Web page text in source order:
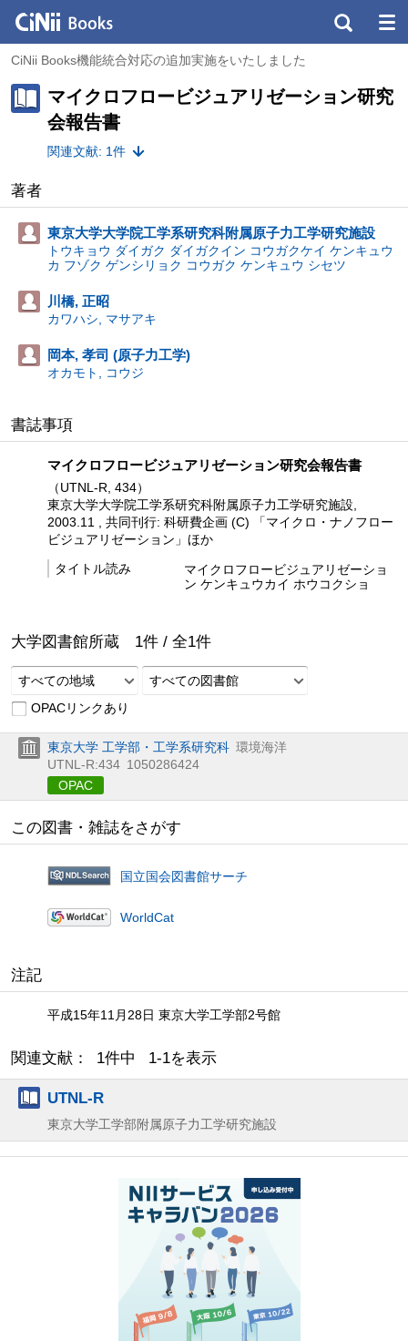
CiNii Books機能統合対応の追加実施をいたしました
マイクロフロービジュアリゼーション研究
会報告書
関連文献: 1件
著者
東京大学大学院工学系研究科附属原子力工学研究施設
トウキョウ ダイガク ダイガクイン コウガクケイ ケンキュウ
カ フゾク ゲンシリョク コウガク ケンキュウ シセツ
川橋, 正昭
カワハシ, マサアキ
岡本, 孝司 (原子力工学)
オカモト, コウジ
書誌事項
マイクロフロービジュアリゼーション研究会報告書
（UTNL-R, 434）
東京大学大学院工学系研究科附属原子力工学研究施設,
2003.11 , 共同刊行: 科研費企画 (C) 「マイクロ・ナノフロー
ビジュアリゼーション」ほか
タイトル読み
マイクロフロービジュアリゼーショ
ン ケンキュウカイ ホウコクショ
大学図書館所蔵 1件 / 全1件
すべての地域
すべての図書館
OPACリンクあり
東京大学 工学部・工学系研究科 環境海洋
UTNL-R:434 1050286424
OPAC
この図書・雑誌をさがす
国立国会図書館サーチ
WorldCat
注記
平成15年11月28日 東京大学工学部2号館
関連文献： 1件中 1-1を表示
UTNL-R
東京大学工学部附属原子力工学研究施設